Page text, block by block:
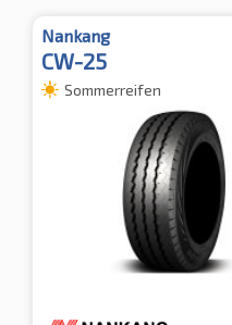
Nankang
CW-25
Sommerreifen